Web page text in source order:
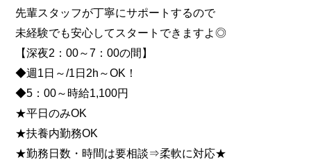
先輩スタッフが丁寧にサポートするので
未経験でも安心してスタートできますよ◎
【深夜2：00～7：00の間】
◆週1日～/1日2h～OK！
◆5：00～時給1,100円
★平日のみOK
★扶養内勤務OK
★勤務日数・時間は要相談⇒柔軟に対応★